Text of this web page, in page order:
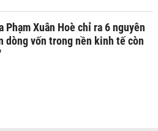
Phạm Xuân Hoè chỉ ra 6 nguyên
dòng vốn trong nền kinh tế còn